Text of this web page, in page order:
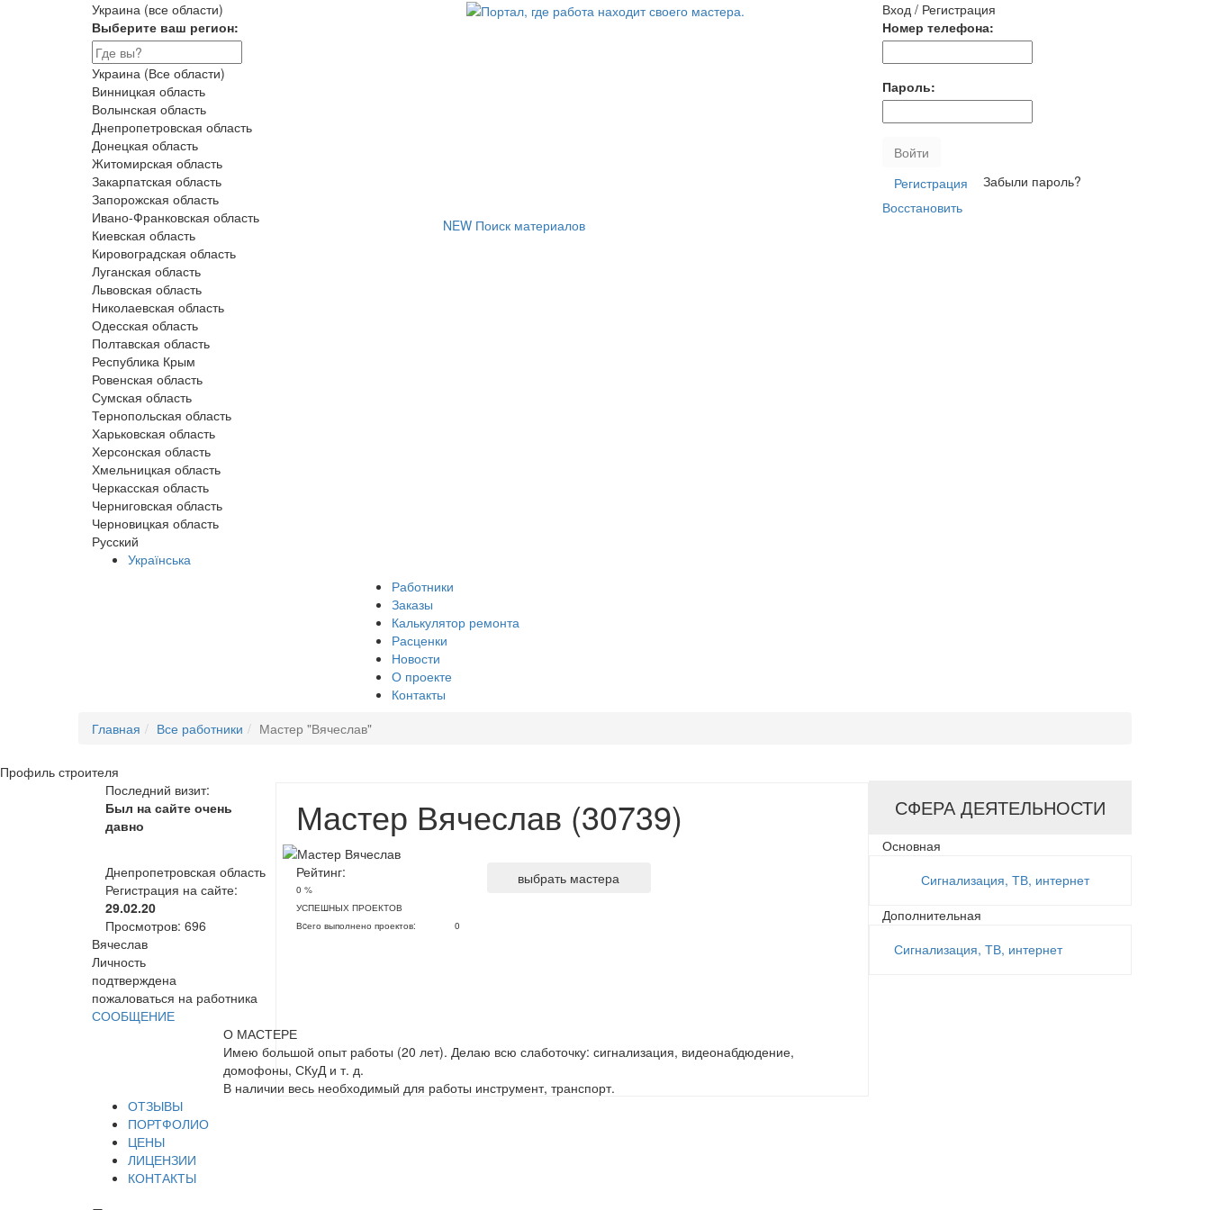
Украина (все области)
Выберите ваш регион:
Украина (Все области)
Винницкая область
Волынская область
Днепропетровская область
Донецкая область
Житомирская область
Закарпатская область
Запорожская область
Ивано-Франковская область
Киевская область
Кировоградская область
Луганская область
Львовская область
Николаевская область
Одесская область
Полтавская область
Республика Крым
Ровенская область
Сумская область
Тернопольская область
Харьковская область
Херсонская область
Хмельницкая область
Черкасская область
Черниговская область
Черновицкая область
Русский
Українська
Вход / Регистрация
Номер телефона:
Пароль:
Войти
Регистрация
Забыли пароль?
Восстановить
NEW Поиск материалов
Работники
Заказы
Калькулятор ремонта
Расценки
Новости
О проекте
Контакты
Главная
Все работники Мастер "Вячеслав"
Профиль строителя
Последний визит:
Был на сайте очень
давно
Мастер Вячеслав (30739)
Днепропетровская область
Регистрация на сайте:
29.02.20
Просмотров: 696
Рейтинг:
0 %
УСПЕШНЫХ ПРОЕКТОВ
Вcего выполнено проектов:
0
выбрать мастера
Вячеслав
Личность
подтверждена
пожаловаться на работника
СООБЩЕНИЕ
О МАСТЕРЕ
Имею большой опыт работы (20 лет). Делаю всю слаботочку: сигнализация, видеонабдюдение,
домофоны, СКуД и т. д.
В наличии весь необходимый для работы инструмент, транспорт.
СФЕРА ДЕЯТЕЛЬНОСТИ
Основная
Сигнализация, ТВ, интернет
Дополнительная
Сигнализация, ТВ, интернет
ОТЗЫВЫ
ПОРТФОЛИО
ЦЕНЫ
ЛИЦЕНЗИИ
КОНТАКТЫ